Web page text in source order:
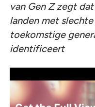
van Gen Z zegt
landen met
toekomstige
identificeert